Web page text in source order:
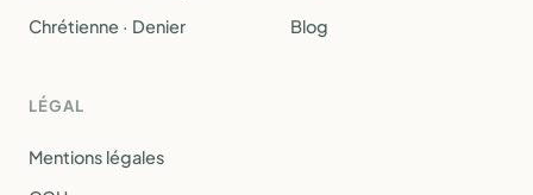
Chrétienne · Denier
Blog
LÉGAL
Mentions légales